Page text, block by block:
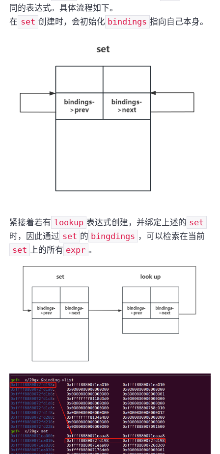
同的表达式。具体流程如下。
在 set 创建时，会初始化 bindings 指向自己本身。
紧接着若有 lookup 表达式创建，并绑定上述的 set
时，因此通过 set 的 bingdings ，可以检索在当前
set
上的所有 expr 。